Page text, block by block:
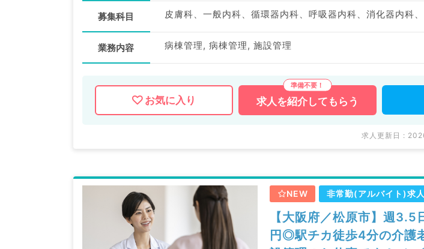
募集科目
業務内容 病棟管理, 病棟管理, 施設管理
お気に入り 求人を紹介してもらう
求人更新日 :
NEW 非常勤(アルバイト)求人
【大阪府／松原市】週
円◎駅チカ徒歩4分の介護